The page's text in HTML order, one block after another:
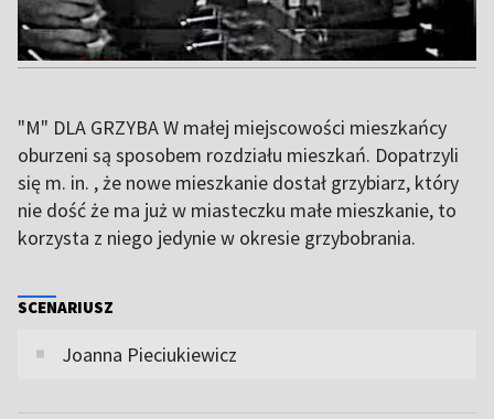
"M" DLA GRZYBA W małej miejscowości mieszkańcy
oburzeni są sposobem rozdziału mieszkań. Dopatrzyli
się m. in. , że nowe mieszkanie dostał grzybiarz, który
nie dość że ma już w miasteczku małe mieszkanie, to
korzysta z niego jedynie w okresie grzybobrania.
SCENARIUSZ
Joanna Pieciukiewicz